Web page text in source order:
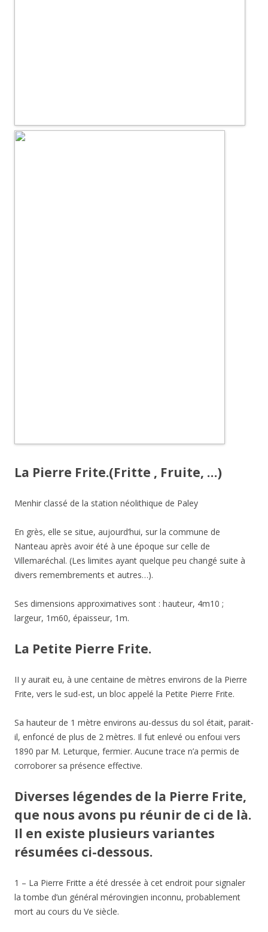
La Pierre Frite.(Fritte , Fruite, …)
Menhir classé de la station néolithique de Paley
En grès, elle se situe, aujourd’hui, sur la commune de
Nanteau après avoir été à une époque sur celle de
Villemaréchal. (Les limites ayant quelque peu changé suite à
divers remembrements et autres…).
Ses dimensions approximatives sont : hauteur, 4m10 ;
largeur, 1m60, épaisseur, 1m.
La Petite Pierre Frite.
II y aurait eu, à une centaine de mètres environs de la Pierre
Frite, vers le sud-est, un bloc appelé la Petite Pierre Frite.
Sa hauteur de 1 mètre environs au-dessus du sol était, parait-
il, enfoncé de plus de 2 mètres. Il fut enlevé ou enfoui vers
1890 par M. Leturque, fermier. Aucune trace n’a permis de
corroborer sa présence effective.
Diverses légendes de la Pierre Frite,
que nous avons pu réunir de ci de là.
Il en existe plusieurs variantes
résumées ci-dessous.
1 – La Pierre Fritte a été dressée à cet endroit pour signaler
la tombe d’un général mérovingien inconnu, probablement
mort au cours du Ve siècle.